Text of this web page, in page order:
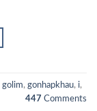
golim, gonhapkhau, i,
447 Comments